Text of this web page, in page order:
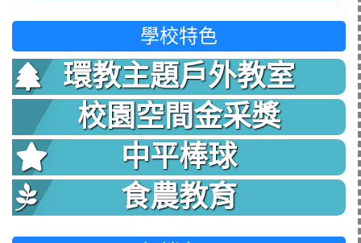
學校特色
環教主題戶外教室
校園空間金采獎
中平棒球
食農教育